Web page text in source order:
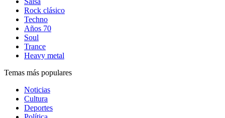
Rock clásico
Techno
Años 70
Soul
Trance
Heavy metal
Temas más populares
Noticias
Cultura
Deportes